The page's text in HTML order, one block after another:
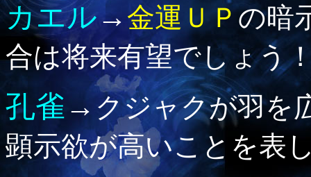
カエル→ 金運ＵＰの暗
合は将来有望でしょう
孔雀 → クジャクが羽を
顕示欲が高いことを表